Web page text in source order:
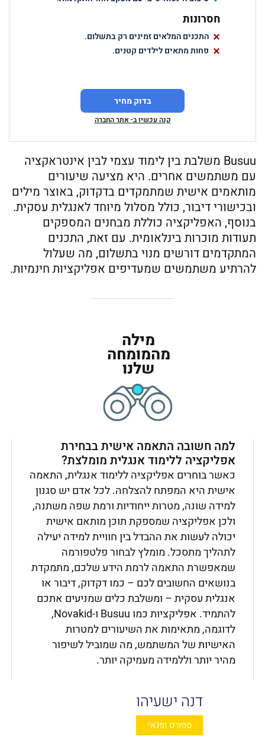
חסרונות
התכנים המלאים זמינים רק בתשלום.
פחות מתאים לילדים קטנים.
בדוק מחיר
קנה עכשיו ב- אתר החברה
Busuu משלבת בין לימוד עצמי לבין אינטראקציה
עם משתמשים אחרים. היא מציעה שיעורים
מותאמים אישית שמתמקדים בדקדוק, באוצר מילים
ובכישורי דיבור, כולל מסלול מיוחד לאנגלית עסקית.
בנוסף, האפליקציה כוללת מבחנים המספקים
תעודות מוכרות בינלאומית. עם זאת, התכנים
המתקדמים דורשים מנוי בתשלום, מה שעלול
להרתיע משתמשים שמעדיפים אפליקציות חינמיות.
מילה
מהמומחה
שלנו
למה חשובה התאמה אישית בבחירת
אפליקציה ללימוד אנגלית מומלצת?
כאשר בוחרים אפליקציה ללימוד אנגלית, התאמה
אישית היא המפתח להצלחה. לכל אדם יש סגנון
למידה שונה, מטרות ייחודיות ורמת שפה משתנה,
ולכן אפליקציה שמספקת תוכן מותאם אישית
יכולה לעשות את ההבדל בין חוויית למידה יעילה
לתהליך מתסכל. מומלץ לבחור פלטפורמה
שמאפשרת התאמה לרמת הידע שלכם, מתמקדת
בנושאים החשובים לכם – כמו דקדוק, דיבור או
אנגלית עסקית – ומשלבת כלים שמניעים אתכם
להתמיד. אפליקציות כמו Busuu ו-Novakid,
לדוגמה, מתאימות את השיעורים למטרות
האישיות של המשתמש, מה שמוביל לשיפור
מהיר יותר וללמידה מעמיקה יותר.
דנה ישעיהו
ספורט ופנאי